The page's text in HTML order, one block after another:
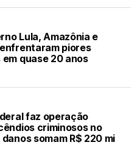
Lula, Amazônia e
piores
quase 20 anos
faz operação
criminosos no
somam R$ 220 mi